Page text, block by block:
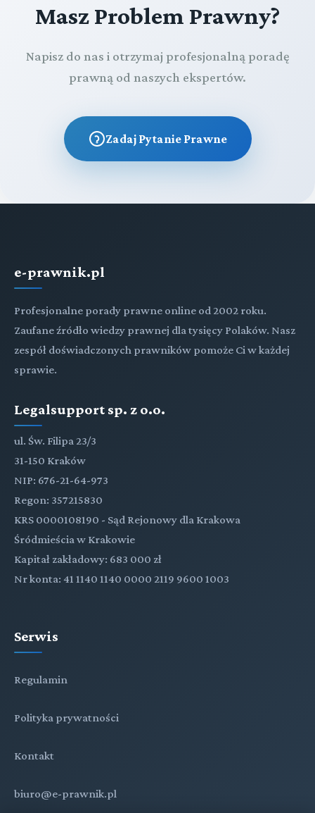
Masz Problem Prawny?
Napisz do nas i otrzymaj profesjonalną poradę
prawną od naszych ekspertów.
Zadaj Pytanie Prawne
e-prawnik.pl
Profesjonalne porady prawne online od 2002 roku.
Zaufane źródło wiedzy prawnej dla tysięcy Polaków. Nasz
zespół doświadczonych prawników pomoże Ci w każdej
sprawie.
Legalsupport sp. z o.o.
ul. Św. Filipa 23/3
31-150 Kraków
NIP: 676-21-64-973
Regon: 357215830
KRS 0000108190 - Sąd Rejonowy dla Krakowa
Śródmieścia w Krakowie
Kapitał zakładowy: 683 000 zł
Nr konta: 41 1140 1140 0000 2119 9600 1003
Serwis
Regulamin
Polityka prywatności
Kontakt
biuro@e-prawnik.pl